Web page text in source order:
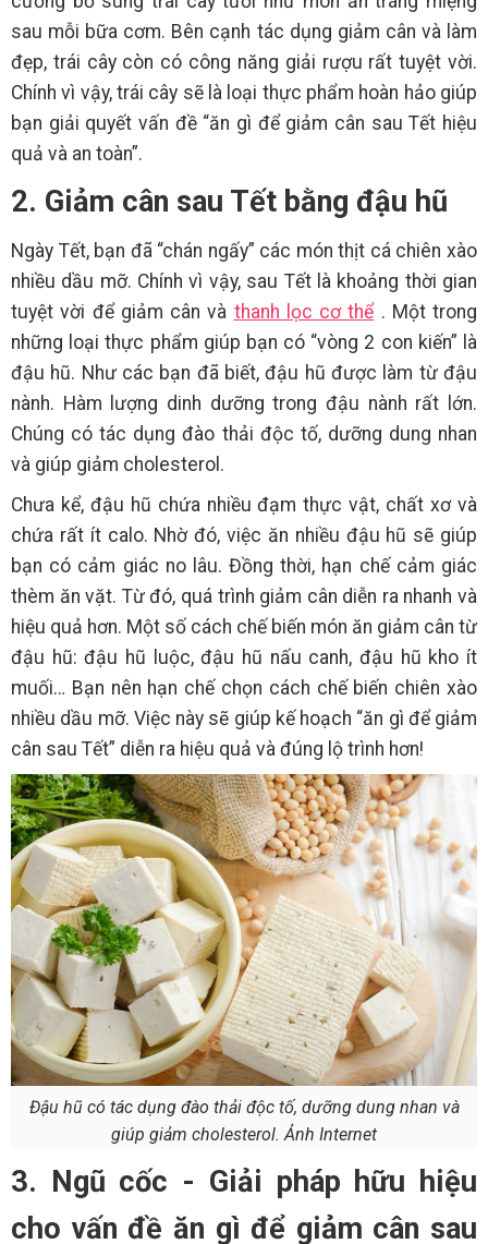
sau mỗi bữa cơm. Bên cạnh tác dụng giảm cân và làm
đẹp, trái cây còn có công năng giải rượu rất tuyệt vời.
Chính vì vậy, trái cây sẽ là loại thực phẩm hoàn hảo giúp
bạn giải quyết vấn đề “ăn gì để giảm cân sau Tết hiệu
quả và an toàn”.
2. Giảm cân sau Tết bằng đậu hũ
Ngày Tết, bạn đã “chán ngấy” các món thịt cá chiên xào
nhiều dầu mỡ. Chính vì vậy, sau Tết là khoảng thời gian
tuyệt vời để giảm cân và thanh lọc cơ thể . Một trong
những loại thực phẩm giúp bạn có “vòng 2 con kiến” là
đậu hũ. Như các bạn đã biết, đậu hũ được làm từ đậu
nành. Hàm lượng dinh dưỡng trong đậu nành rất lớn.
Chúng có tác dụng đào thải độc tố, dưỡng dung nhan
và giúp giảm cholesterol.
Chưa kể, đậu hũ chứa nhiều đạm thực vật, chất xơ và
chứa rất ít calo. Nhờ đó, việc ăn nhiều đậu hũ sẽ giúp
bạn có cảm giác no lâu. Đồng thời, hạn chế cảm giác
thèm ăn vặt. Từ đó, quá trình giảm cân diễn ra nhanh và
hiệu quả hơn. Một số cách chế biến món ăn giảm cân từ
đậu hũ: đậu hũ luộc, đậu hũ nấu canh, đậu hũ kho ít
muối… Bạn nên hạn chế chọn cách chế biến chiên xào
nhiều dầu mỡ. Việc này sẽ giúp kế hoạch “ăn gì để giảm
cân sau Tết” diễn ra hiệu quả và đúng lộ trình hơn!
Đậu hũ có tác dụng đào thải độc tố, dưỡng dung nhan và
giúp giảm cholesterol. Ảnh Internet
3. Ngũ cốc - Giải pháp hữu hiệu
cho vấn đề ăn gì để giảm cân sau